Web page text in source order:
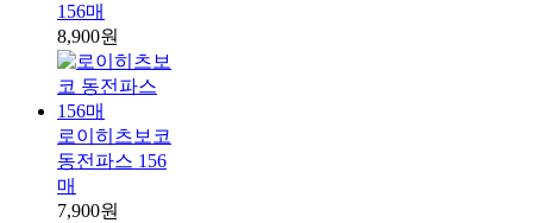
156매
8,900원
로이히츠보코
동전파스 156
매
7,900원